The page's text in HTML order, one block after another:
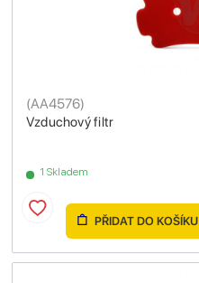
Vzduchový filtr
(AA4576)
1 Skladem
PŘIDAT DO KOŠÍKU